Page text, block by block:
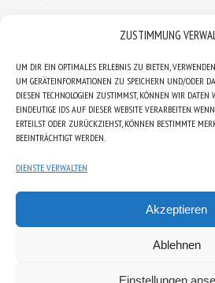
ZUSTIMMUNG
UM DIR EIN OPTIMALES ERLEBNIS ZU BIETEN,
UM GERÄTEINFORMATIONEN ZU SPEICHERN UND/ODER
DIESEN TECHNOLOGIEN ZUSTIMMST, KÖNNEN WIR DATEN
EINDEUTIGE IDS AUF DIESER WEBSITE VERARBEITEN.
ERTEILST ODER ZURÜCKZIEHST, KÖNNEN BESTIMMTE
BEEINTRÄCHTIGT WERDEN.
DIENSTE VERWALTEN
Akzeptieren
Ablehnen
Einstellungen